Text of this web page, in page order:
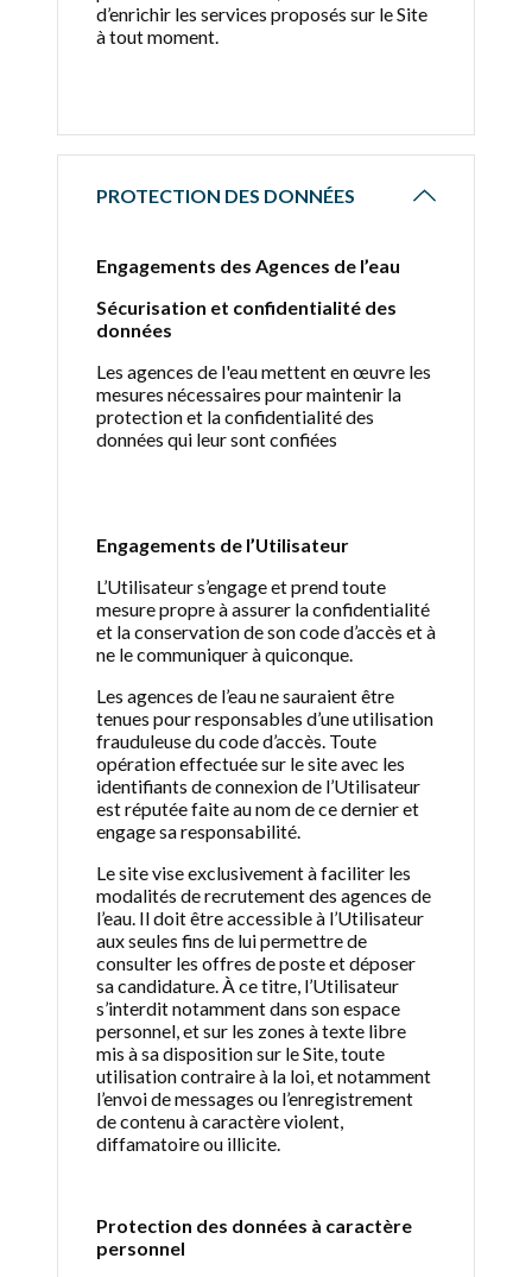
d’enrichir les services proposés sur le Site
à tout moment.
PROTECTION DES DONNÉES
Engagements des Agences de l’eau
Sécurisation et confidentialité des
données
Les agences de l'eau mettent en œuvre les
mesures nécessaires pour maintenir la
protection et la confidentialité des
données qui leur sont confiées
Engagements de l’Utilisateur
L’Utilisateur s’engage et prend toute
mesure propre à assurer la confidentialité
et la conservation de son code d’accès et à
ne le communiquer à quiconque.
Les agences de l’eau ne sauraient être
tenues pour responsables d’une utilisation
frauduleuse du code d’accès. Toute
opération effectuée sur le site avec les
identifiants de connexion de l’Utilisateur
est réputée faite au nom de ce dernier et
engage sa responsabilité.
Le site vise exclusivement à faciliter les
modalités de recrutement des agences de
l’eau. Il doit être accessible à l’Utilisateur
aux seules fins de lui permettre de
consulter les offres de poste et déposer
sa candidature. À ce titre, l’Utilisateur
s’interdit notamment dans son espace
personnel, et sur les zones à texte libre
mis à sa disposition sur le Site, toute
utilisation contraire à la loi, et notamment
l’envoi de messages ou l’enregistrement
de contenu à caractère violent,
diffamatoire ou illicite.
Protection des données à caractère
personnel